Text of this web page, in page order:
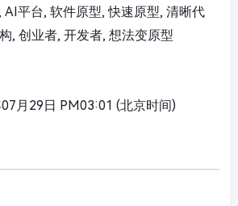
AI平台, 软件原型, 快速原型, 清晰代
, 创业者, 开发者, 想法变原型
07月29日 PM03:01 (北京时间)